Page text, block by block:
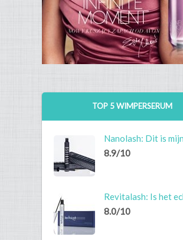
TOP 5 WIMPERSERUM
Nanolash: Dit is
8.9/10
Revitalash: Is het
8.0/10